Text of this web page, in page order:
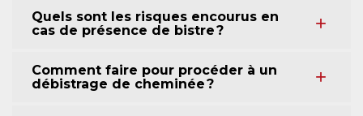
Quels sont les risques encourus en
cas de présence de bistre ?
Comment faire pour procéder à un
débistrage de cheminée ?